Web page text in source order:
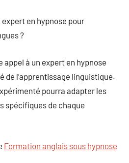
en hypnose pour
?
à un expert en hypnose
de l’apprentissage linguistique.
pourra adapter les
spécifiques de chaque
Formation anglais sous hypnose